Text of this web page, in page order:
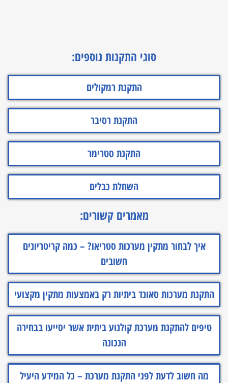
סוגי התקנות נוספים:
התקנת רמקולים
התקנת רסיבר
התקנת סטרימר
השחלת כבלים
מאמרים קשורים:
איך לבחור מתקין מערכות סטריאו? – כמה קריטריונים
חשובים
התקנת מערכות סאונד ביתיות רק באמצעות מתקין מקצועי
טיפים להתקנת מערכת קולנוע ביתית אשר יסייעו בבחירה
הנכונה
מה חשוב לדעת לפני התקנת מערכת – כל המידע היעיל